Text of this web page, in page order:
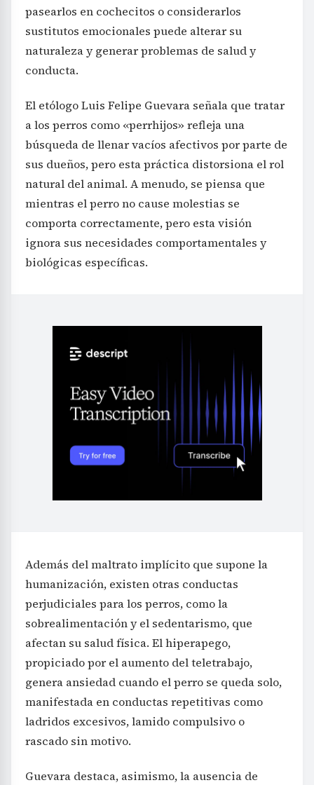
pasearlos en cochecitos o considerarlos
sustitutos emocionales puede alterar su
naturaleza y generar problemas de salud y
conducta.
El etólogo Luis Felipe Guevara señala que tratar
a los perros como «perrhijos» refleja una
búsqueda de llenar vacíos afectivos por parte de
sus dueños, pero esta práctica distorsiona el rol
natural del animal. A menudo, se piensa que
mientras el perro no cause molestias se
comporta correctamente, pero esta visión
ignora sus necesidades comportamentales y
biológicas específicas.
Además del maltrato implícito que supone la
humanización, existen otras conductas
perjudiciales para los perros, como la
sobrealimentación y el sedentarismo, que
afectan su salud física. El hiperapego,
propiciado por el aumento del teletrabajo,
genera ansiedad cuando el perro se queda solo,
manifestada en conductas repetitivas como
ladridos excesivos, lamido compulsivo o
rascado sin motivo.
Guevara destaca, asimismo, la ausencia de